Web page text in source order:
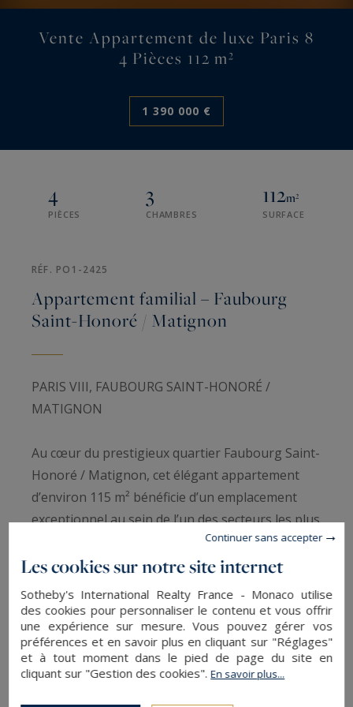
Vente Appartement de luxe Paris 8
4 Pièces 112 m²
1 390 000 €
4
PIÈCES
3
CHAMBRES
112m²
SURFACE
RÉF. PO1-2425
Appartement familial – Faubourg
Saint-Honoré / Matignon
PARIS VIII, FAUBOURG SAINT-HONORÉ /
MATIGNON
Au cœur du prestigieux quartier Faubourg Saint-
Honoré / Matignon, cet élégant appartement
d’environ 115 m² bénéficie d’un emplacement
exceptionnel au sein de l’un des secteurs les plus
recherchés de la capitale. Situé à l’étage noble
d’un immeuble de standing, ce bien rare
flexibilité d’usage.
Appartement d’environ 115 m²
Étage noble d’un immeuble de standing
Les cookies sur notre site internet
Sotheby's International Realty France - Monaco utilise
des cookies pour personnaliser le contenu et vous offrir
une expérience sur mesure. Vous pouvez gérer vos
préférences et en savoir plus en cliquant sur "Réglages"
et à tout moment dans le pied de page du site en
cliquant sur "Gestion des cookies".En savoir plus...
Continuer sans accepter